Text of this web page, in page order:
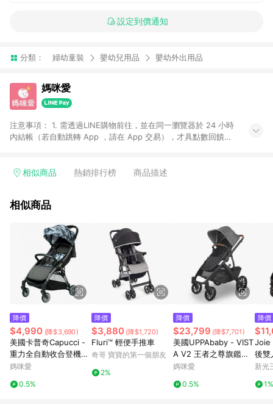
設定到價通知
分類： 婦幼童裝 嬰幼兒用品 嬰幼外出用品
媽咪愛
注意事項： 1. 需透過LINE購物前往，並在同一瀏覽器於 24 小時
內結帳（若自動跳轉 App ，請在 App 交易），才具點數回饋資
請更新至 3.9 才具贈點資格。 5. 點數將於廠商出貨後 30 天後發
車標示為準。 7. LINE購物導購回饋無法與媽咪愛站上折價券並
商品類別不回饋，請參考以下列表：童書館出清 / Switch 遊戲片
/ 瑪利歐玩具 / LEGO樂高 / 尿布 / 橋樑書 / 中高年級推薦書單 /
行李箱 / 寶寶攝影機 / 雞精&鱸魚精 / 美妝保養 / 居家防護 / 暢銷
作者&經典角色 / 人氣卡通大集合 / 地墊&圍欄 / 外文&英文童書 /
套書專區 / 各式零嘴&堅果&珍珠&果乾&糖果 / 兒童耳機&耳麥 /
水果專區 / 親子理財書單 / 6~8歲推薦書單 / 箱購專區 / 寶可夢
pokemon玩具 / 世界名著 / 廚房家電 / 蔬果汁&奶粉 / 體能玩具 /
相似商品 熱銷排行榜 商品描述
相似商品
降價
$4,990 (降$3,690)
美國卡普奇Capucci -
重力全自動收合登機
車-迷彩
媽咪愛
0.5%
降價
$3,880 (降$1,720)
Fluri™ 輕便手推車
奇哥 寶寶的第一個朋友
2%
降價
$23,799 (降$7,701)
美國UPPAbaby - VIST
A V2 王者之尊旗鑑：
單人推車-（贈新生兒
2.4 kg
媽咪愛
0.5%
降價
Joie
後雙
新光
1%